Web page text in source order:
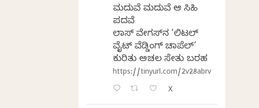
ಮದುವೆ ಮದುವೆ ಆ ಸಿಹಿ
ಪದವೆ
ಲಾಸ್‌ ವೇಗಸ್‌ನ ‘ಲಿಟಲ್
ವೈಟ್ ವೆಡ್ಡಿಂಗ್ ಚಾಪೆಲ್’
ಕುರಿತು ಅಚಲ ಸೇತು ಬರಹ
https://tinyurl.com/2v28abrv
X